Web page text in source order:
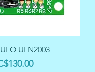
ULN2003